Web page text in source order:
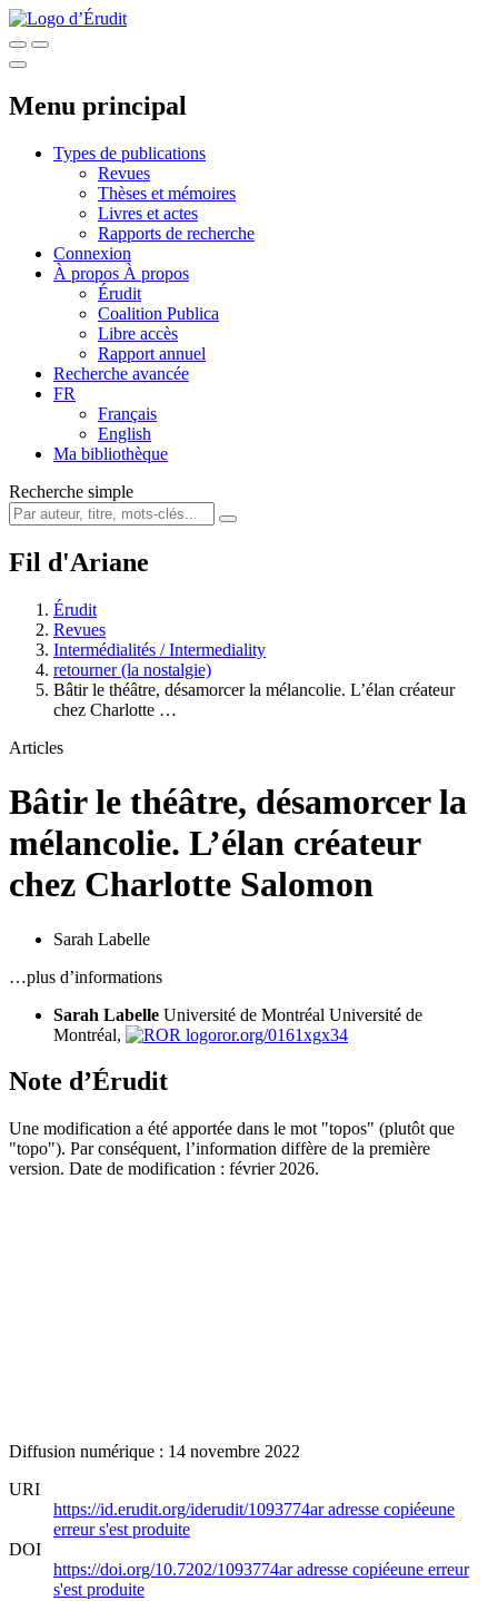
Menu principal
Types de publications
Revues
Thèses et mémoires
Livres et actes
Rapports de recherche
Connexion
À propos À propos
Érudit
Coalition Publica
Libre accès
Rapport annuel
Recherche avancée
FR
Français
English
Ma bibliothèque
Recherche simple
Fil d'Ariane
Érudit
Revues
Intermédialités / Intermediality
retourner (la nostalgie)
Bâtir le théâtre, désamorcer la mélancolie. L’élan créateur
chez Charlotte …
Articles
Bâtir le théâtre, désamorcer la
mélancolie. L’élan créateur
chez Charlotte Salomon
Sarah Labelle
…plus d’informations
Sarah Labelle Université de Montréal Université de
Montréal,
ror.org/0161xgx34
Note d’Érudit
Une modification a été apportée dans le mot "topos" (plutôt que
"topo"). Par conséquent, l’information diffère de la première
version. Date de modification : février 2026.
Diffusion numérique : 14 novembre 2022
URI
https://id.erudit.org/iderudit/1093774aradresse copiéeune
erreur s'est produite
DOI
https://doi.org/10.7202/1093774aradresse copiéeune erreur
s'est produite